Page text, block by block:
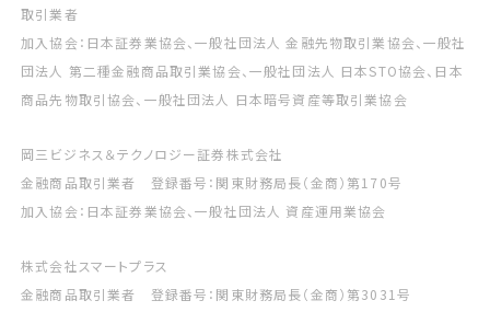
取引業者
加入協会：日本証券業協会、一般社団法人 金融先物取引業協会、一般社
団法人 第二種金融商品取引業協会、一般社団法人 日本STO協会、日本
商品先物取引協会、一般社団法人 日本暗号資産等取引業協会
岡三ビジネス＆テクノロジー証券株式会社
金融商品取引業者 登録番号：関東財務局長（金商）第170号
加入協会：日本証券業協会、一般社団法人 資産運用業協会
株式会社スマートプラス
金融商品取引業者 登録番号：関東財務局長（金商）第3031号